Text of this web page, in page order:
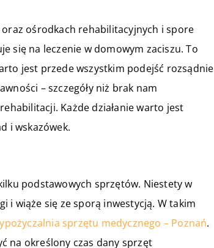
ośrodkach rehabilitacyjnych i spore
się na leczenie w domowym zaciszu. To
jest przede wszystkim podejść rozsądnie
– szczegóły niż brak nam
Każde działanie warto jest
i wskazówek.
podstawowych sprzętów. Niestety w
i wiąże się ze sporą inwestycją. W takim
sprzętu medycznego – Poznań.
na określony czas dany sprzęt